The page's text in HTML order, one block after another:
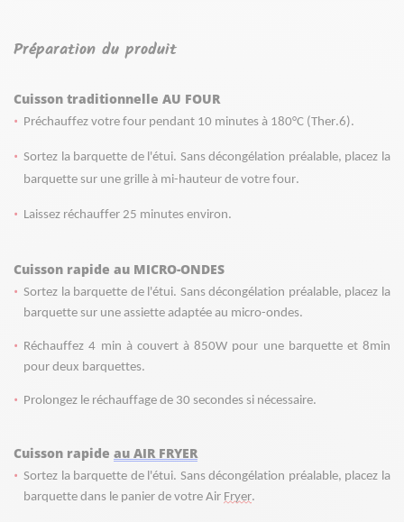
Préparation du produit
Cuisson traditionnelle AU FOUR
Préchauffez votre four pendant 10 minutes à 180°C (Ther.6).
Sortez la barquette de l'étui. Sans décongélation préalable, placez la
barquette sur une grille à mi-hauteur de votre four.
Laissez réchauffer 25 minutes environ.
Cuisson rapide au MICRO-ONDES
Sortez la barquette de l'étui. Sans décongélation préalable, placez la
barquette sur une assiette adaptée au micro-ondes.
Réchauffez 4 min à couvert à 850W pour une barquette et 8min
pour deux barquettes.
Prolongez le réchauffage de 30 secondes si nécessaire.
Cuisson rapide au AIR FRYER
Sortez la barquette de l'étui. Sans décongélation préalable, placez la
barquette dans le panier de votre Air Fryer.